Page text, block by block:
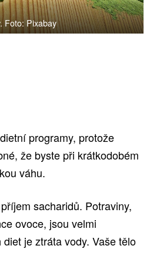
Foto: Pixabay
programy, protože
že byste při krátkodobém
váhu.
sacharidů. Potraviny,
ovoce, jsou velmi
je ztráta vody. Vaše tělo